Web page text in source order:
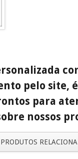
pelo site,
para
nossos
PRODUTOS